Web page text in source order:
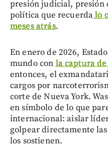
presión judicial, presión
política que recuerdalo
meses atrás.
En enero de 2026,
mundo con la captura
entonces, el
cargos por
corte de Nueva York.
en símbolo de lo que
internacional: aislar
golpear directamente
los sostienen.